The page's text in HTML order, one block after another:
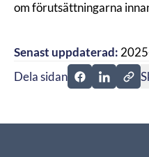
om förutsättningarna
Senast uppdaterad:
Dela sidan
Dela sidan
Dela